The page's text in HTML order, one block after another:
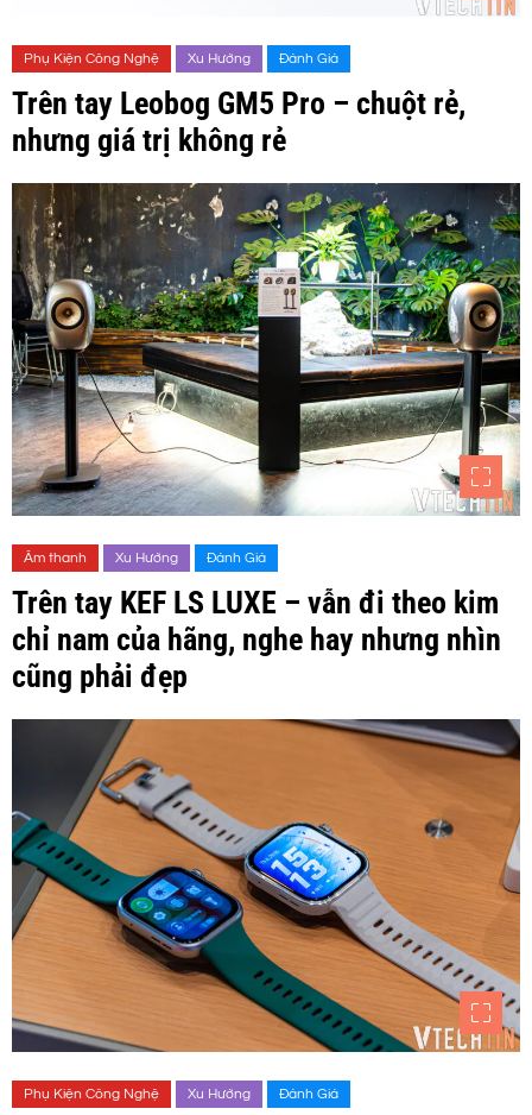
Phụ Kiện Công Nghệ Xu Hướng Đánh Giá
Trên tay Leobog GM5 Pro – chuột rẻ,
nhưng giá trị không rẻ
Âm thanh Xu Hướng Đánh Giá
Trên tay KEF LS LUXE – vẫn đi theo kim
chỉ nam của hãng, nghe hay nhưng nhìn
cũng phải đẹp
Phụ Kiện Công Nghệ Xu Hướng Đánh Giá